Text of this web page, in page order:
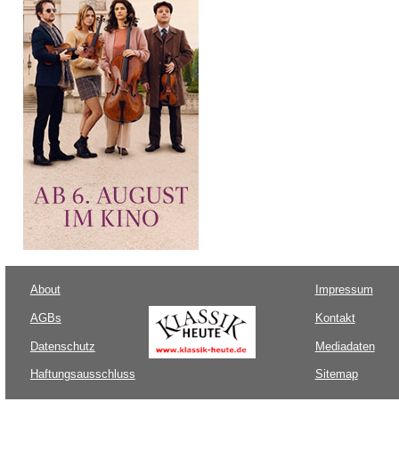
About
AGBs
Datenschutz
Haftungsausschluss
Impressum
Kontakt
Mediadaten
Sitemap